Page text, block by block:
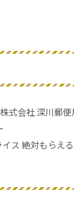
式会社 深川郵便
イス 絶対もらえ